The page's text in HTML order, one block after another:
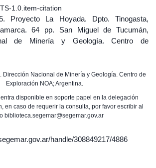
1.0.item-citation
Proyecto La Hoyada. Dpto. Tinogasta,
64 pp. San Miguel de Tucumán,
de Minería y Geología. Centro de
Dirección Nacional de Minería y Geología. Centro de
Exploración NOA; Argentina.
disponible en soporte papel en la delegación
en caso de requerir la consulta, por favor escribir al
biblioteca.segemar@segemar.gov.ar
handle/308849217/4886